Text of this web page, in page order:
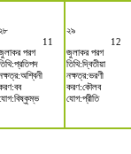
11
পরগ
২৯
12
জুলাকর পরগ
তিথি:দ্বিতীয়া
নক্ষত্র:ভরণী
করণ:কৌলব
যোগ:প্রীতি